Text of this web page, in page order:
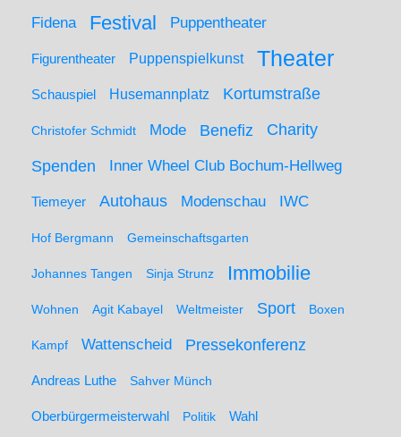
Fidena Festival Puppentheater
Figurentheater Puppenspielkunst Theater
Schauspiel Husemannplatz Kortumstraße
Christofer Schmidt Mode Benefiz Charity
Spenden Inner Wheel Club Bochum-Hellweg
Tiemeyer Autohaus Modenschau IWC
Hof Bergmann Gemeinschaftsgarten
Johannes Tangen Sinja Strunz Immobilie
Wohnen Agit Kabayel Weltmeister Sport Boxen
Kampf Wattenscheid Pressekonferenz
Andreas Luthe Sahver Münch
Oberbürgermeisterwahl Politik Wahl